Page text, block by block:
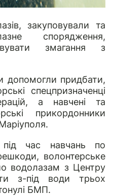
закуповували та
спорядження,
змагання з
допомогли придбати,
спецпризначенці
а навчені та
прикордонники
час навчань по
волонтерське
водолазам з Центру
з-під води трьох
БМП.